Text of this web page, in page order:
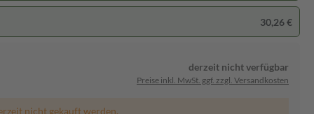
30,26 €
derzeit nicht verfügbar
Preise inkl. MwSt. ggf. zzgl. Versandkosten
nicht gekauft werden.